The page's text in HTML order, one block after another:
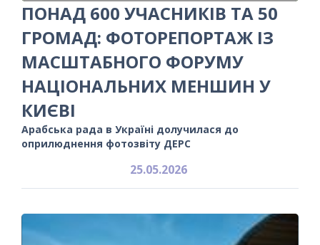
ПОНАД 600 УЧАСНИКІВ ТА 50
ГРОМАД: ФОТОРЕПОРТАЖ ІЗ
МАСШТАБНОГО ФОРУМУ
НАЦІОНАЛЬНИХ МЕНШИН У
КИЄВІ
Арабська рада в Україні долучилася до
оприлюднення фотозвіту ДЕРС
25.05.2026